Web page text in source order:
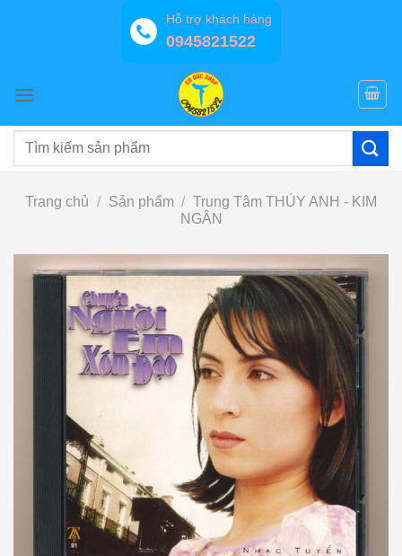
Hỗ trợ khách hàng
0945821522
Tìm
Trang chủ / Sản phẩm / Trung Tâm THÚY ANH - KIM
NGÂN